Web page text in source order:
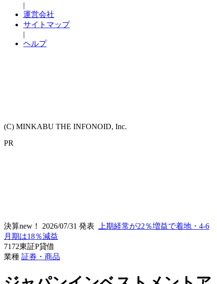
|
運営会社
サイトマップ
|
ヘルプ
(C) MINKABU THE INFONOID, Inc.
PR
決算new！ 2026/07/31 発表
上期経常が22％増益で着地・4-6
月期は18％減益
7172東証P貸借
業種 証券・商品